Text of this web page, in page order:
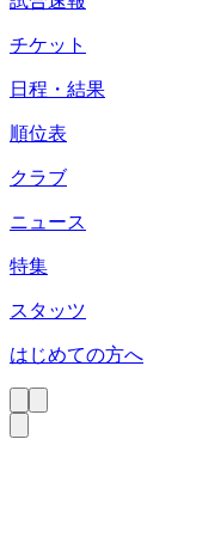
チケット
日程・結果
順位表
クラブ
ニュース
特集
スタッツ
はじめての方へ